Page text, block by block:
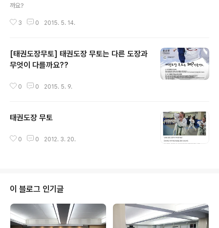
까요?
3 0 2015. 5. 14.
[태권도장무토] 태권도장 무토는 다른 도장과
무엇이 다를까요??
0 0 2015. 5. 9.
태권도장 무토
0 0 2012. 3. 20.
이 블로그 인기글